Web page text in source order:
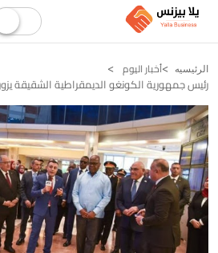
الرئيسيه أخبار اليوم
رئيس جمهورية الكونغو الديمقراطية الشقيقة يزور